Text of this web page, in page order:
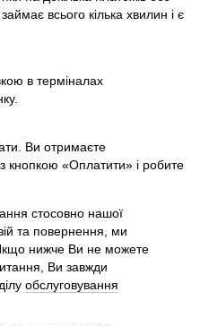
всього кілька хвилин і є
в терміналах
Ви отримаєте
кнопкою «Оплатити» і робите
стосовно нашої
та повернення, ми
нижче Ви не можете
Ви завжди
обслуговування